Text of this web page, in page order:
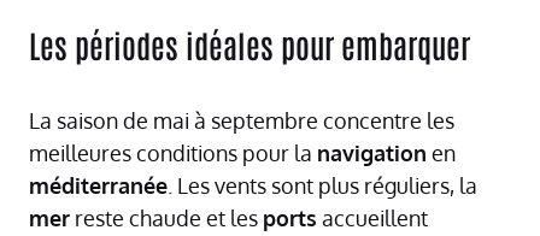
Les périodes idéales pour embarquer
La saison de mai à septembre concentre les
meilleures conditions pour la navigation en
méditerranée . Les vents sont plus réguliers, la
mer reste chaude et les ports accueillent